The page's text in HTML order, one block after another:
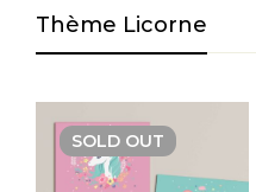
Thème Licorne
SOLD OUT